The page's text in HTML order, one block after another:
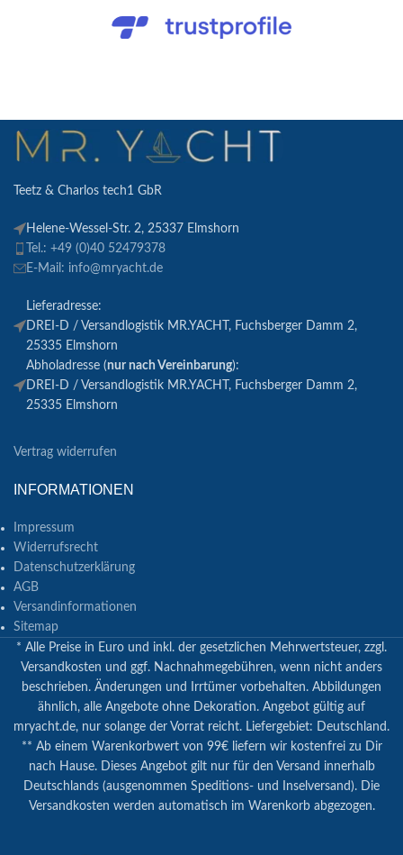
Teetz & Charlos tech1 GbR
Helene-Wessel-Str. 2, 25337 Elmshorn
Tel.: +49 (0)40 52479378
E-Mail: info@mryacht.de
Lieferadresse:
DREI-D / Versandlogistik MR.YACHT, Fuchsberger Damm 2,
25335 Elmshorn
Abholadresse (nur nach Vereinbarung):
DREI-D / Versandlogistik MR.YACHT, Fuchsberger Damm 2,
25335 Elmshorn
Vertrag widerrufen
INFORMATIONEN
Impressum
Widerrufsrecht
Datenschutzerklärung
AGB
Versandinformationen
Sitemap
* Alle Preise in Euro und inkl. der gesetzlichen Mehrwertsteuer, zzgl.
Versandkosten und ggf. Nachnahmegebühren, wenn nicht anders
beschrieben. Änderungen und Irrtümer vorbehalten. Abbildungen
ähnlich, alle Angebote ohne Dekoration. Angebot gültig auf
mryacht.de, nur solange der Vorrat reicht. Liefergebiet: Deutschland.
** Ab einem Warenkorbwert von 99€ liefern wir kostenfrei zu Dir
nach Hause. Dieses Angebot gilt nur für den Versand innerhalb
Deutschlands (ausgenommen Speditions- und Inselversand). Die
Versandkosten werden automatisch im Warenkorb abgezogen.